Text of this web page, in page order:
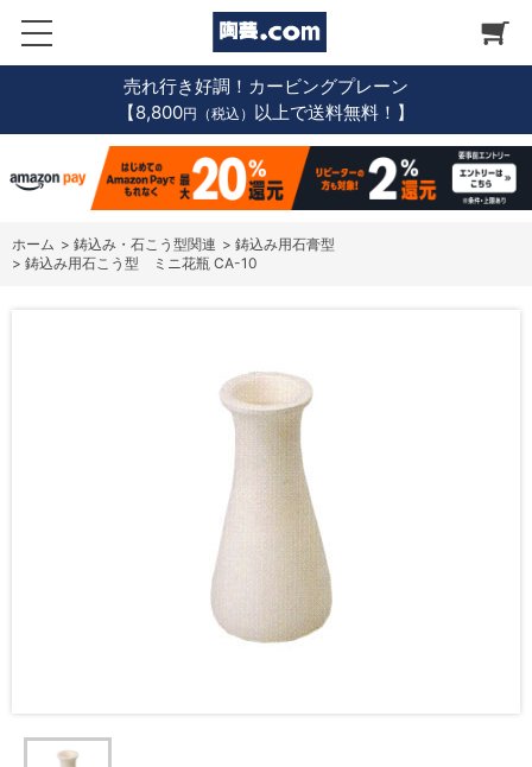
売れ行き好調！カービングプレーン
【8,800円（税込） 以上で送料無料！】
ホーム > 鋳込み・石こう型関連 > 鋳込み用石膏型
> 鋳込み用石こう型 ミニ花瓶 CA-10